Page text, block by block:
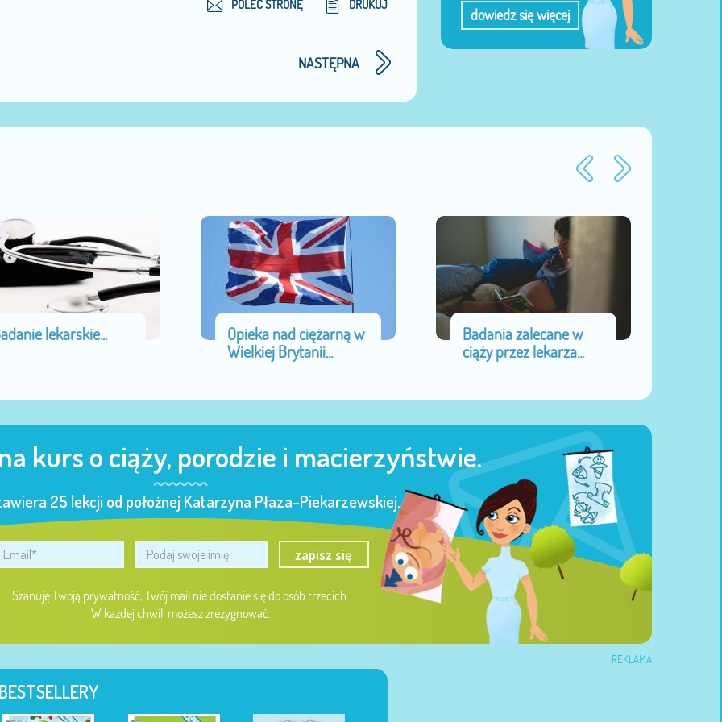
POLEĆ STRONĘ DRUKUJ
NASTĘPNA
dowiedz się więcej
lekarskie...
Opieka nad ciężarną w
Wielkiej Brytanii...
Badania zalecane w
ciąży przez lekarza...
kurs o ciąży, porodzie i macierzyństwie.
25 lekcji od położnej Katarzyna Płaza-Piekarzewskiej.
zapisz się
Szanuję Twoją prywatność, Twój mail nie dostanie się do osób trzecich.
W każdej chwili możesz zrezygnować.
REKLAMA
BESTSELLERY